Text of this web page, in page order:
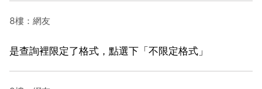
8樓：網友
是查詢裡限定了格式，點選下「不限定格式」